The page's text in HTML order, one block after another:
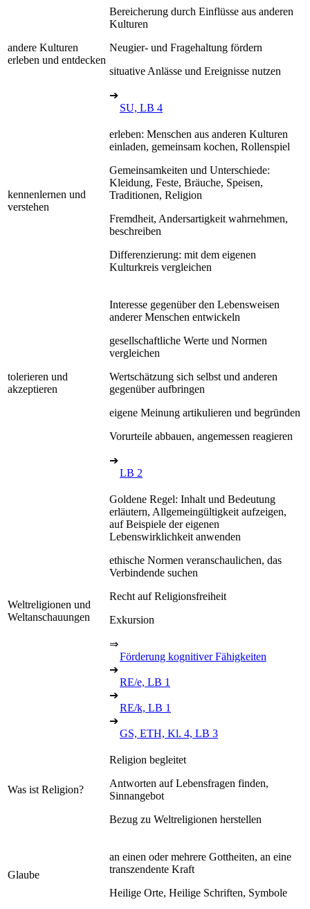
andere Kulturen
erleben und entdecken
Bereicherung durch Einflüsse aus anderen
Kulturen
Neugier- und Fragehaltung fördern
situative Anlässe und Ereignisse nutzen
➔
SU, LB 4
kennenlernen und
verstehen
erleben: Menschen aus anderen Kulturen
einladen, gemeinsam kochen, Rollenspiel
Gemeinsamkeiten und Unterschiede:
Kleidung, Feste, Bräuche, Speisen,
Traditionen, Religion
Fremdheit, Andersartigkeit wahrnehmen,
beschreiben
Differenzierung: mit dem eigenen
Kulturkreis vergleichen
tolerieren und
akzeptieren
Interesse gegenüber den Lebensweisen
anderer Menschen entwickeln
gesellschaftliche Werte und Normen
vergleichen
Wertschätzung sich selbst und anderen
gegenüber aufbringen
eigene Meinung artikulieren und begründen
Vorurteile abbauen, angemessen reagieren
➔
LB 2
Weltreligionen und
Weltanschauungen
Goldene Regel: Inhalt und Bedeutung
erläutern, Allgemeingültigkeit aufzeigen,
auf Beispiele der eigenen
Lebenswirklichkeit anwenden
ethische Normen veranschaulichen, das
Verbindende suchen
Recht auf Religionsfreiheit
Exkursion
⇒
Förderung kognitiver Fähigkeiten
➔
RE/e, LB 1
➔
RE/k, LB 1
➔
GS, ETH, Kl. 4, LB 3
Was ist Religion?
Religion begleitet
Antworten auf Lebensfragen finden,
Sinnangebot
Bezug zu Weltreligionen herstellen
Glaube
an einen oder mehrere Gottheiten, an eine
transzendente Kraft
Heilige Orte, Heilige Schriften, Symbole